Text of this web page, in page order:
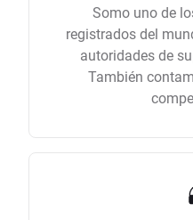
Somo uno de
registrados del
autoridades de
También